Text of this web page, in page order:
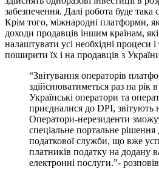
забезпечення. Далі робота буде така
Крім того, міжнародні платформи,
доходи продавців іншим країнам,
налаштувати усі необхідні процеси
поширити їх і на продавців з
“Звітування операторів
здійснюватиметься раз на рік
Українські оператори та
приєдналися до DPI, звітують
Оператори-нерезиденти
спеціальне портальне
податкової служби, що вже
платників податку на додану
електронні послуги.”-